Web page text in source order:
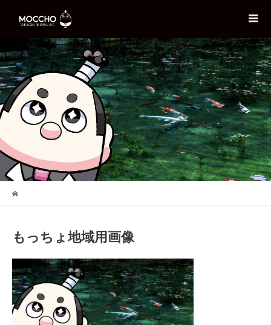
もっちょ地域用画像